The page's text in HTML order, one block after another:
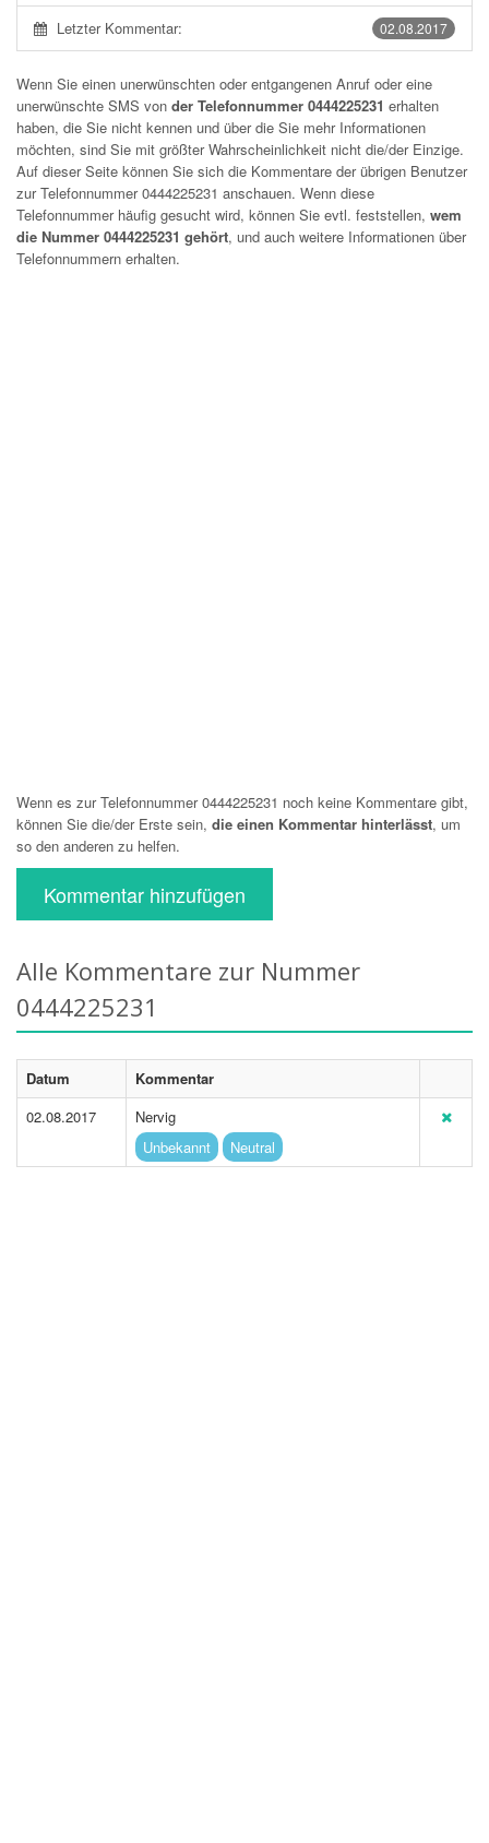
02.08.2017
Letzter Kommentar:
Wenn Sie einen unerwünschten oder entgangenen Anruf oder eine
unerwünschte SMS von der Telefonnummer 0444225231 erhalten
haben, die Sie nicht kennen und über die Sie mehr Informationen
möchten, sind Sie mit größter Wahrscheinlichkeit nicht die/der Einzige.
Auf dieser Seite können Sie sich die Kommentare der übrigen Benutzer
zur Telefonnummer0444225231 anschauen. Wenn diese
Telefonnummer häufig gesucht wird, können Sie evtl. feststellen, wem
die Nummer 0444225231 gehört, und auch weitere Informationen über
Telefonnummern erhalten.
Wenn es zur Telefonnummer 0444225231 noch keine Kommentare gibt,
können Sie die/der Erste sein, die einen Kommentar hinterlässt, um
so den anderen zu helfen.
Kommentar hinzufügen
Alle Kommentare zur Nummer
0444225231
Datum
Kommentar
02.08.2017
Nervig
Unbekannt
Neutral